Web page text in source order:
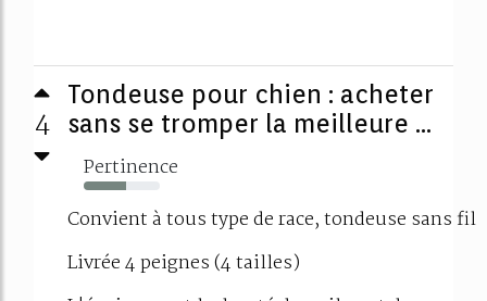
4
Tondeuse pour chien : acheter
sans se tromper la meilleure ...
Pertinence
56%
Convient à tous type de race, tondeuse sans fil
Livrée 4 peignes (4 tailles)